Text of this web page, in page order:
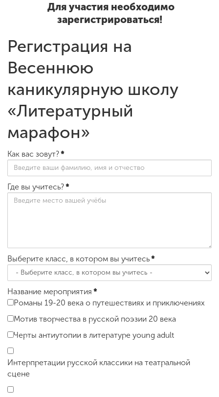
Для участия необходимо
зарегистрироваться!
Регистрация на
Весеннюю
каникулярную школу
«Литературный
марафон»
Как вас зовут?*
Где вы учитесь?*
Выберите класс, в котором вы учитесь*
Название мероприятия *
Романы 19-20 века о путешествиях и приключениях
Мотив творчества в русской поэзии 20 века
Черты антиутопии в литературе young adult
Интерпретации русской классики на театральной
сцене